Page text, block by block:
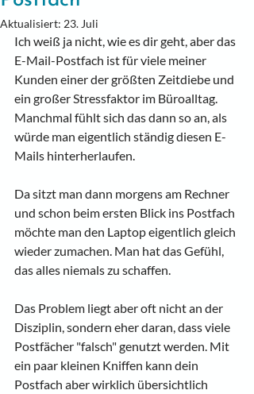
Aktualisiert: 23. Juli
Ich weiß ja nicht, wie es dir geht, aber das
E-Mail-Postfach ist für viele meiner
Kunden einer der größten Zeitdiebe und
ein großer Stressfaktor im Büroalltag.
Manchmal fühlt sich das dann so an, als
würde man eigentlich ständig diesen E-
Mails hinterherlaufen.
Da sitzt man dann morgens am Rechner
und schon beim ersten Blick ins Postfach
möchte man den Laptop eigentlich gleich
wieder zumachen. Man hat das Gefühl,
das alles niemals zu schaffen.
Das Problem liegt aber oft nicht an der
Disziplin, sondern eher daran, dass viele
Postfächer "falsch" genutzt werden. Mit
ein paar kleinen Kniffen kann dein
Postfach aber wirklich übersichtlich